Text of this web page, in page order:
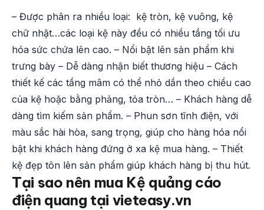
– Được phân ra nhiều loại: kệ tròn, kệ vuông, kệ
chữ nhật…các loại kệ này đều có nhiều tầng tối ưu
hóa sức chứa lên cao. – Nổi bật lên sản phẩm khi
trưng bày – Dễ dàng nhận biết thương hiệu – Cách
thiết kế các tầng mâm có thể nhỏ dần theo chiều cao
của kệ hoặc bằng phảng, tỏa tròn… – Khách hàng dễ
dàng tìm kiếm sản phẩm. – Phun sơn tĩnh điện, với
màu sắc hài hòa, sang trọng, giúp cho hàng hóa nổi
bật khi khách hàng đứng ở xa kệ mua hàng. – Thiết
kệ đẹp tôn lên sản phẩm giúp khách hàng bị thu hút.
Tại sao nên mua Kệ quảng cáo
điện quang tại vieteasy.vn